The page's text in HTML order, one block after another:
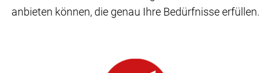
anbieten können, die genau Ihre Bedürfnisse erfüllen.